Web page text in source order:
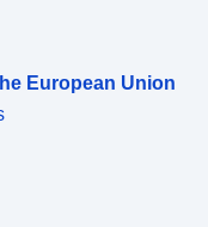
European Union